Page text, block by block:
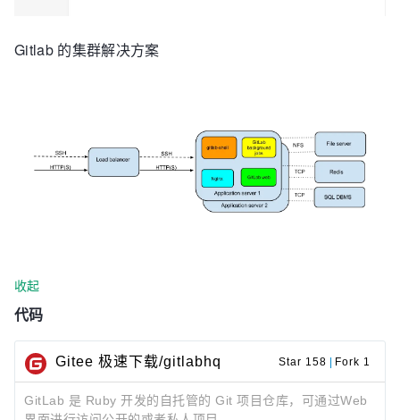
Gitlab 的集群解决方案
收起
代码
Gitee 极速下载/gitlabhq Star 158 | Fork 1
GitLab 是 Ruby 开发的自托管的 Git 项目仓库，可通过Web